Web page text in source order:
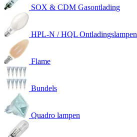
SOX & CDM Gasontlading
HPL-N / HQL Ontladingslampen
Flame
Bundels
Quadro lampen